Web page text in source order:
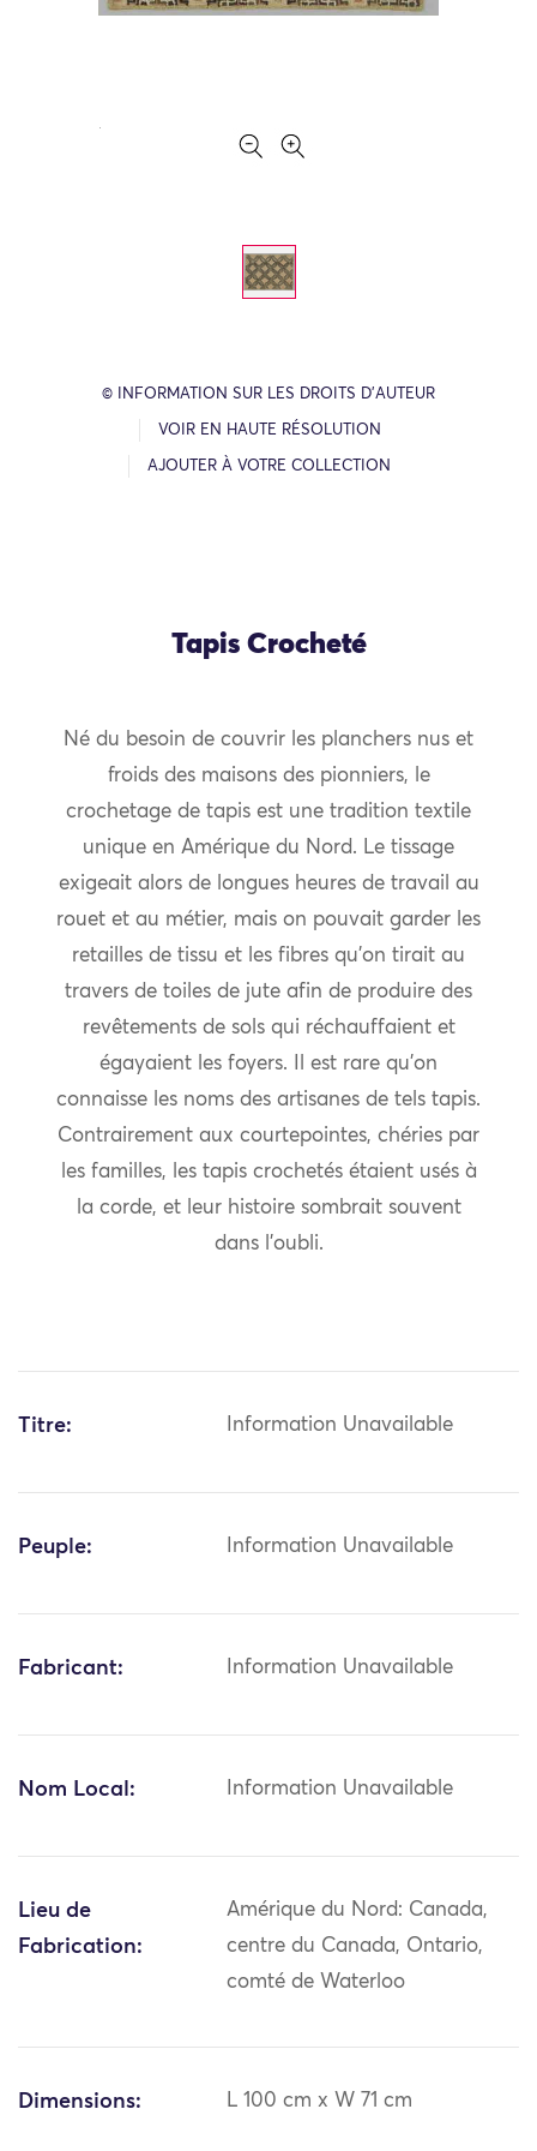
© INFORMATION SUR LES DROITS D’AUTEUR
VOIR EN HAUTE RÉSOLUTION
AJOUTER À VOTRE COLLECTION
Tapis Crocheté
Né du besoin de couvrir les planchers nus et
froids des maisons des pionniers, le
crochetage de tapis est une tradition textile
unique en Amérique du Nord. Le tissage
exigeait alors de longues heures de travail au
rouet et au métier, mais on pouvait garder les
retailles de tissu et les fibres qu’on tirait au
travers de toiles de jute afin de produire des
revêtements de sols qui réchauffaient et
égayaient les foyers. Il est rare qu’on
connaisse les noms des artisanes de tels tapis.
Contrairement aux courtepointes, chéries par
les familles, les tapis crochetés étaient usés à
la corde, et leur histoire sombrait souvent
dans l’oubli.
Titre: Information Unavailable
Peuple: Information Unavailable
Fabricant: Information Unavailable
Nom Local: Information Unavailable
Lieu de
Fabrication:
Amérique du Nord: Canada,
centre du Canada, Ontario,
comté de Waterloo
Dimensions: L 100 cm x W 71 cm